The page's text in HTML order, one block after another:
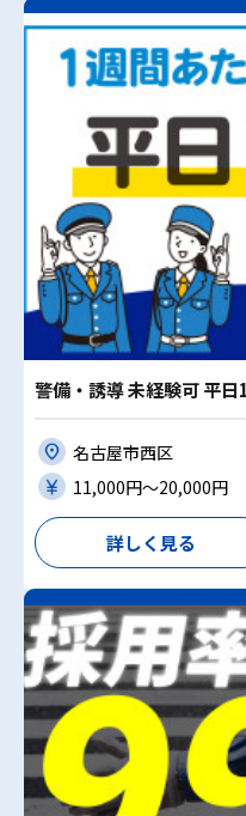
警備・誘導 未経験可 平
名古屋市西区
11,000円〜20,000円
詳しく見る